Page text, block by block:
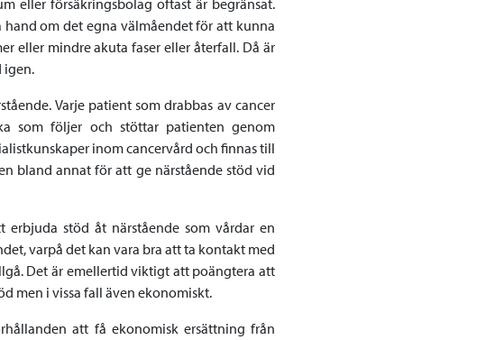
eller försäkringsbolag oftast är begränsat.
om det egna välmåendet för att kunna
eller mindre akuta faser eller återfall. Då är
igen.
Varje patient som drabbas av cancer
som följer och stöttar patienten genom
inom cancervård och finnas till
bland annat för att ge närstående stöd vid
stöd åt närstående som vårdar en
varpå det kan vara bra att ta kontakt med
Det är emellertid viktigt att poängtera att
men i vissa fall även ekonomiskt.
att få ekonomisk ersättning från